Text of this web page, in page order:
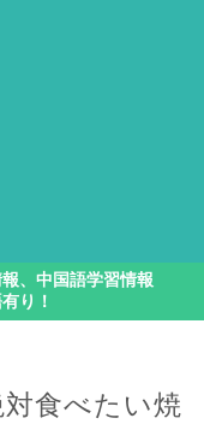
、中国語学習情報
り！
対食べたい焼